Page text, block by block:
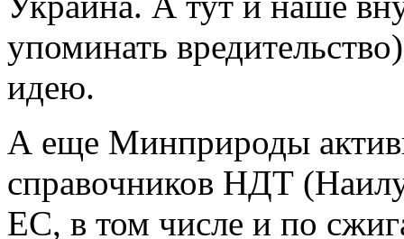
упоминать
идею.
А еще Минприроды
справочников НДТ
ЕС, в том числе и по